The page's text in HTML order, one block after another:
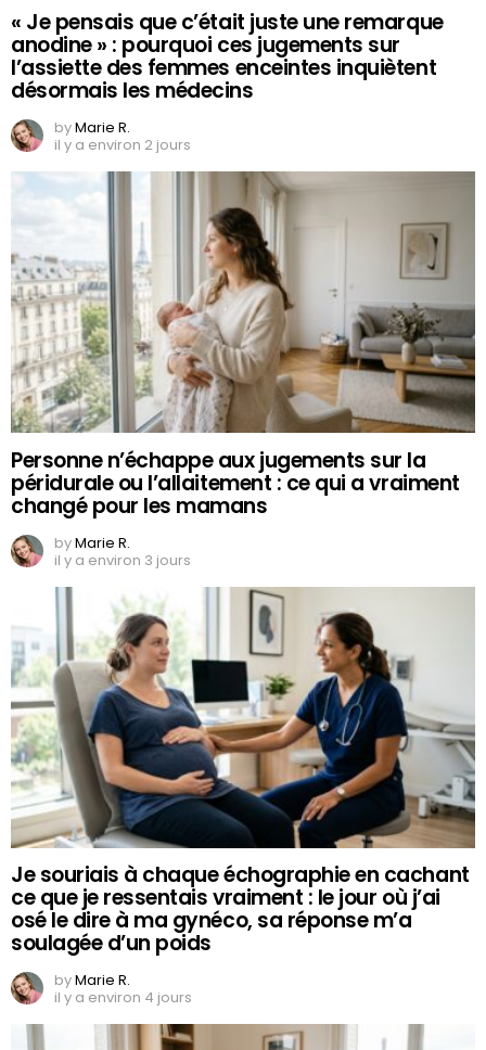
« Je pensais que c’était juste une remarque
anodine » : pourquoi ces jugements sur
l’assiette des femmes enceintes inquiètent
désormais les médecins
byMarie R.
il y a environ 2 jours
Personne n’échappe aux jugements sur la
péridurale ou l’allaitement : ce qui a vraiment
changé pour les mamans
byMarie R.
il y a environ 3 jours
Je souriais à chaque échographie en cachant
ce que je ressentais vraiment : le jour où j’ai
osé le dire à ma gynéco, sa réponse m’a
soulagée d’un poids
byMarie R.
il y a environ 4 jours